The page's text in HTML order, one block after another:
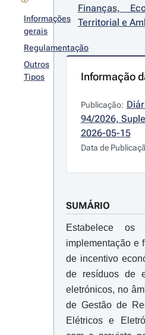
Informações
gerais
Regulamentação
Outros
Tipos
Finanças,
Territorial e
Informação
Publicação:
94/2026,
2026-05-15
Data de
SUMÁRIO
Estabelece os
implementação e
de incentivo
de resíduos de
eletrónicos, no
de Gestão de
Elétricos e